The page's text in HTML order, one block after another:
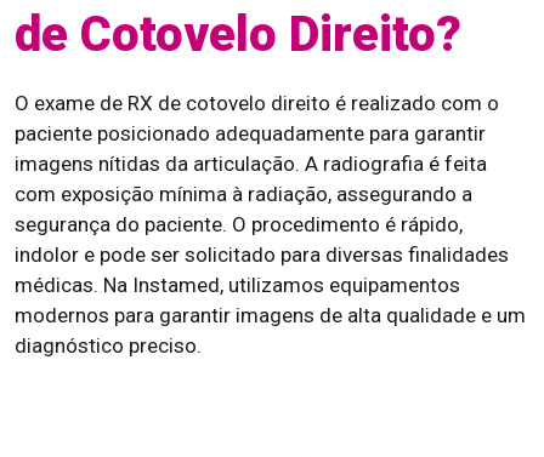
de Cotovelo Direito?
O exame de RX de cotovelo direito é realizado com o
paciente posicionado adequadamente para garantir
imagens nítidas da articulação. A radiografia é feita
com exposição mínima à radiação, assegurando a
segurança do paciente. O procedimento é rápido,
indolor e pode ser solicitado para diversas finalidades
médicas. Na Instamed, utilizamos equipamentos
modernos para garantir imagens de alta qualidade e um
diagnóstico preciso.